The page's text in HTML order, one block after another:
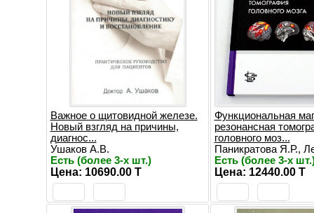
Важное о щитовидной железе.
Новый взгляд на причины,
диагнос...
Ушаков А.В.
Есть (более 3-х шт.)
Цена: 10690.00 T
Функциональная
резонансная
головного моз...
Паникратова Я.Р.,
Есть (более 3-х
Цена: 12440.00 T